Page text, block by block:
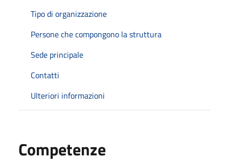
Tipo di organizzazione
Persone che compongono la struttura
Sede principale
Contatti
Ulteriori informazioni
Competenze